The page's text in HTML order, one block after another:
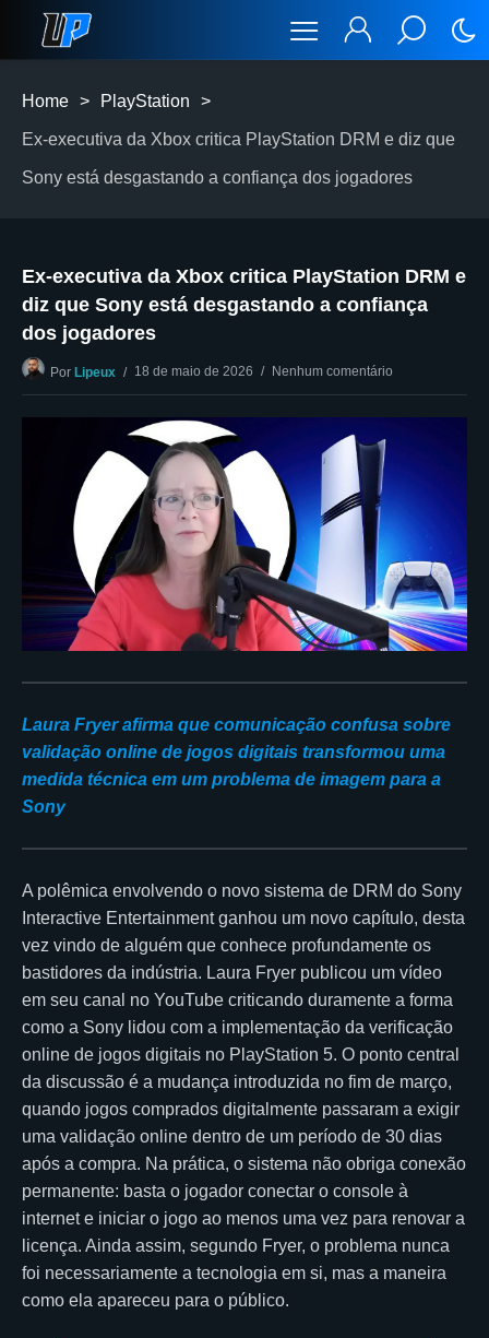
Home > PlayStation >
Ex-executiva da Xbox critica PlayStation DRM e diz que
Sony está desgastando a confiança dos jogadores
Ex-executiva da Xbox critica PlayStation DRM e
diz que Sony está desgastando a confiança
dos jogadores
Por Lipeux 18 de maio de 2026 Nenhum comentário
Laura Fryer afirma que comunicação confusa sobre
validação online de jogos digitais transformou uma
medida técnica em um problema de imagem para a
Sony
A polêmica envolvendo o novo sistema de DRM do Sony
Interactive Entertainment ganhou um novo capítulo, desta
vez vindo de alguém que conhece profundamente os
bastidores da indústria. Laura Fryer publicou um vídeo
em seu canal no YouTube criticando duramente a forma
como a Sony lidou com a implementação da verificação
online de jogos digitais no PlayStation 5. O ponto central
da discussão é a mudança introduzida no fim de março,
quando jogos comprados digitalmente passaram a exigir
uma validação online dentro de um período de 30 dias
após a compra. Na prática, o sistema não obriga conexão
permanente: basta o jogador conectar o console à
internet e iniciar o jogo ao menos uma vez para renovar a
licença. Ainda assim, segundo Fryer, o problema nunca
foi necessariamente a tecnologia em si, mas a maneira
como ela apareceu para o público.